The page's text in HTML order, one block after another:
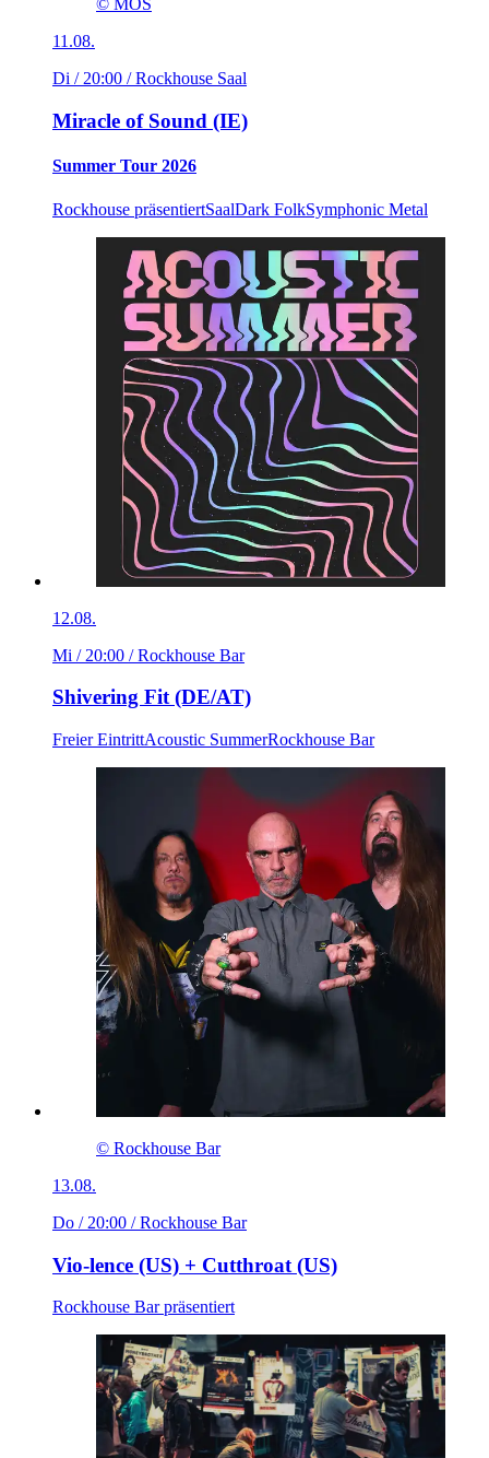
© MOS
11.08.
Di / 20:00 / Rockhouse Saal
Miracle of Sound (IE)
Summer Tour 2026
Rockhouse präsentiertSaalDark FolkSymphonic Metal
12.08.
Mi / 20:00 / Rockhouse Bar
Shivering Fit (DE/AT)
Freier EintrittAcoustic SummerRockhouse Bar
© Rockhouse Bar
13.08.
Do / 20:00 / Rockhouse Bar
Vio-lence (US) + Cutthroat (US)
Rockhouse Bar präsentiert